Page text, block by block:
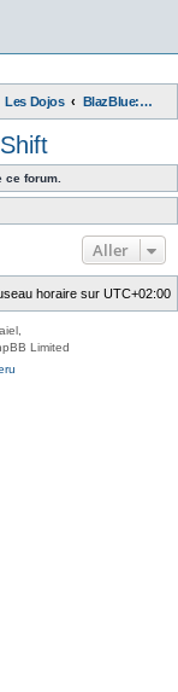
Les Dojos BlazBlue: Continuum Shift
ce forum.
Aller
horaire sur UTC+02:00
Limited